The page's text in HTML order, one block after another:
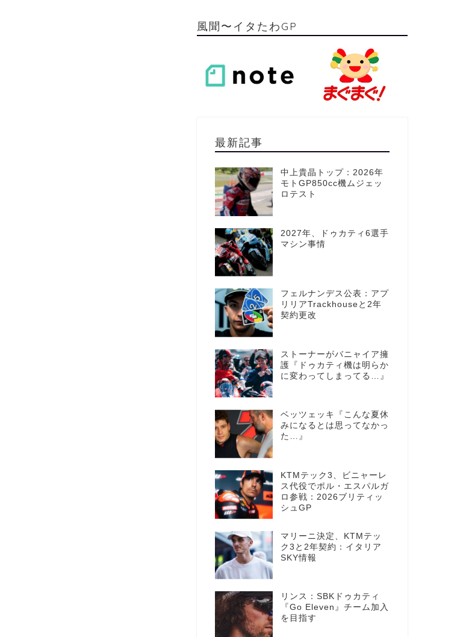
風聞〜イタたわGP
最新記事
中上貴晶トップ：2026年
モトGP850cc機ムジェッ
ロテスト
2027年、ドゥカティ6選手
マシン事情
フェルナンデス公表：アプ
リリアTrackhouseと2年
契約更改
ストーナーがバニャイア擁
護『ドゥカティ機は明らか
に変わってしまってる…』
ベッツェッキ『こんな夏休
みになるとは思ってなかっ
た…』
KTMテック3、ビニャーレ
ス代役でポル・エスパルガ
ロ参戦：2026ブリティッ
シュGP
マリーニ決定、KTMテッ
ク3と2年契約：イタリア
SKY情報
リンス：SBKドゥカティ
『Go Eleven』チーム加入
を目指す